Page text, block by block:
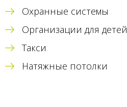
Охранные системы
Организации для детей
Такси
Натяжные потолки